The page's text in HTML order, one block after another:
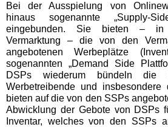
Rheinkirmes
Niederlande
Attractiepark Slagharen
Avonturenpark Hellendoorn
Bei der Ausspielung von
hinaus sogenannte „Supply-
eingebunden. Sie bieten – in
Vermarktung – die von den
angebotenen Werbeplätze
sogenannten „Demand Side
DSPs wiederum bündeln die
Werbetreibende und insbesondere
bieten auf die von den SSPs
Abwicklung der Gebote von DSPs
Inventar, welches von den SSPs